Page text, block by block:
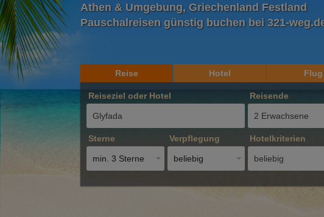
Athen & Umgebung, Griechenland Festland
Pauschalreisen günstig buchen bei 321-
Reise Hotel Flug
Reiseziel oder Hotel Reisende
2 Erwachsene
Sterne
min. 3 Sterne
Verpflegung
beliebig
Hotelkriterien
beliebig